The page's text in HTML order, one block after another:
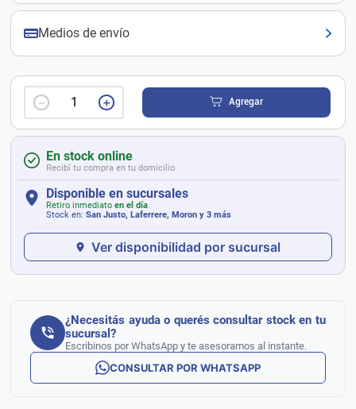
Medios de envío
＋
－ Agregar
En stock online
Recibí tu compra en tu domicilio
Disponible en sucursales
Retiro inmediato en el día
Stock en: San Justo, Laferrere, Moron y 3 más
Ver disponibilidad por sucursal
¿Necesitás ayuda o querés consultar stock en tu
sucursal?
Escribinos por WhatsApp y te asesoramos al instante.
CONSULTAR POR WHATSAPP